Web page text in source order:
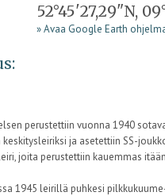
52°45'27,29"N,
» Avaa Google Earth
perustettiin vuonna 1940
ja asetettiin SS-
joita perustettiin kauemmas
1945 leirillä puhkesi